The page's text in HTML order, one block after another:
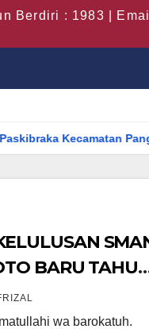
Berdiri : 1983 |
Pangkalan
BARU
wa barokatuh.